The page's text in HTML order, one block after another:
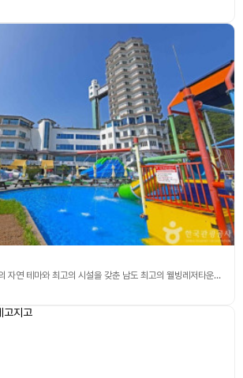
스파리조트 안단테는 천혜의 자연 테마와 최고의 시설을 갖춘 남도 최고의 웰빙레저타운이다. 16층 규모로 건립한 스파리조트 안단테에는 워터파크, 찜질방, 해수 사우나, 호텔, 음식점, 카페 등이 있다. 해수녹차 사우나는 득량만의 풍부한 미네랄을 함유한 청정 해수와 보성 녹차로 우려낸 것으로, 아토피, 피부염등에 탁월한 효과가 있다고 알려져 있다. 또한 편백나무 사우나, 아로마 이벤트탕도 갖추어져 있다. 24시 찜질방은 편백불가마, 소금방, 한약방, 황토